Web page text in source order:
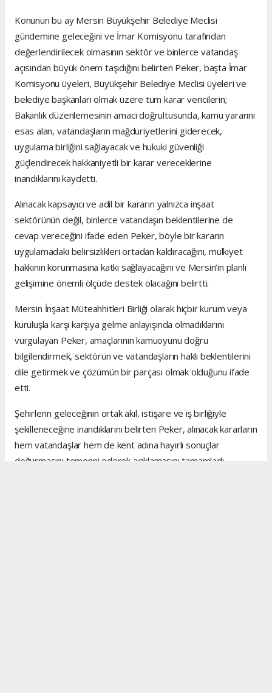
Konunun bu ay Mersin Büyükşehir Belediye Meclisi
gündemine geleceğini ve İmar Komisyonu tarafından
değerlendirilecek olmasının sektör ve binlerce vatandaş
açısından büyük önem taşıdığını belirten Peker, başta İmar
Komisyonu üyeleri, Büyükşehir Belediye Meclisi üyeleri ve
belediye başkanları olmak üzere tüm karar vericilerin;
Bakanlık düzenlemesinin amacı doğrultusunda, kamu yararını
esas alan, vatandaşların mağduriyetlerini giderecek,
uygulama birliğini sağlayacak ve hukuki güvenliği
güçlendirecek hakkaniyetli bir karar vereceklerine
inandıklarını kaydetti.
Alınacak kapsayıcı ve adil bir kararın yalnızca inşaat
sektörünün değil, binlerce vatandaşın beklentilerine de
cevap vereceğini ifade eden Peker, böyle bir kararın
uygulamadaki belirsizlikleri ortadan kaldıracağını, mülkiyet
hakkının korunmasına katkı sağlayacağını ve Mersin’in planlı
gelişimine önemli ölçüde destek olacağını belirtti.
Mersin İnşaat Müteahhitleri Birliği olarak hiçbir kurum veya
kuruluşla karşı karşıya gelme anlayışında olmadıklarını
vurgulayan Peker, amaçlarının kamuoyunu doğru
bilgilendirmek, sektörün ve vatandaşların haklı beklentilerini
dile getirmek ve çözümün bir parçası olmak olduğunu ifade
etti.
Şehirlerin geleceğinin ortak akıl, istişare ve iş birliğiyle
şekilleneceğine inandıklarını belirten Peker, alınacak kararların
hem vatandaşlar hem de kent adına hayırlı sonuçlar
doğurmasını temenni ederek açıklamasını tamamladı.